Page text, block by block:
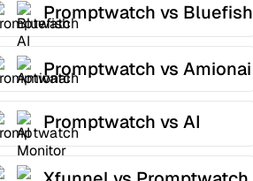
Promptwatch vs Bluefish
AI
Promptwatch vs Amionai
Promptwatch vs AI
Monitor